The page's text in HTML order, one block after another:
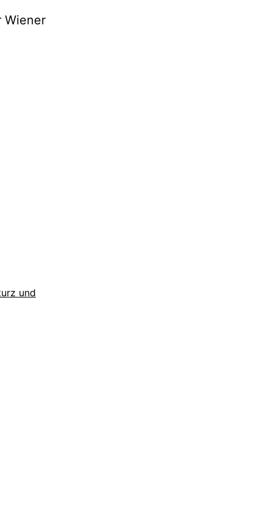
Wiener
und